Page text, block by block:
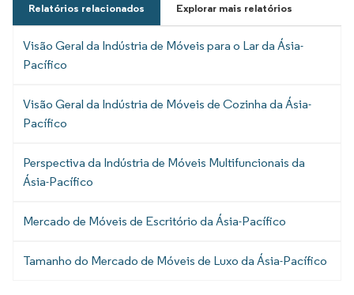
Relatórios relacionados Explorar mais relatórios
Visão Geral da Indústria de Móveis para o Lar da Ásia-
Pacífico
Visão Geral da Indústria de Móveis de Cozinha da Ásia-
Pacífico
Perspectiva da Indústria de Móveis Multifuncionais da
Ásia-Pacífico
Mercado de Móveis de Escritório da Ásia-Pacífico
Tamanho do Mercado de Móveis de Luxo da Ásia-Pacífico